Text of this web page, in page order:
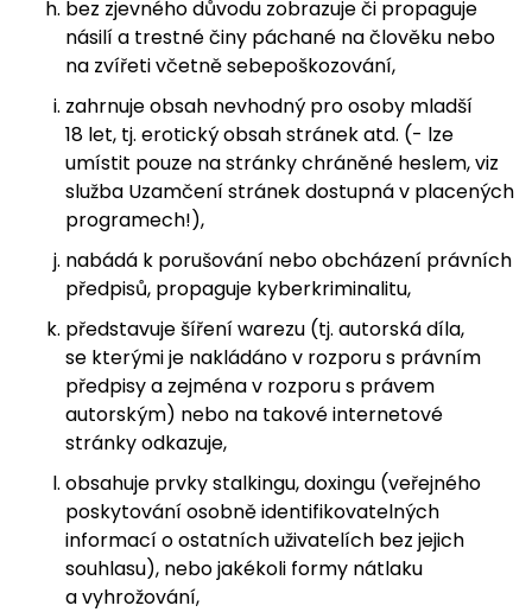
bez zjevného důvodu zobrazuje či propaguje
násilí a trestné činy páchané na člověku nebo
na zvířeti včetně sebepoškozování,
zahrnuje obsah nevhodný pro osoby mladší
18 let, tj. erotický obsah stránek atd. (- lze
umístit pouze na stránky chráněné heslem, viz
služba Uzamčení stránek dostupná v placených
programech!),
nabádá k porušování nebo obcházení právních
předpisů, propaguje kyberkriminalitu,
představuje šíření warezu (tj. autorská díla,
se kterými je nakládáno v rozporu s právním
předpisy a zejména v rozporu s právem
autorským) nebo na takové internetové
stránky odkazuje,
obsahuje prvky stalkingu, doxingu (veřejného
poskytování osobně identifikovatelných
informací o ostatních uživatelích bez jejich
souhlasu), nebo jakékoli formy nátlaku
a vyhrožování,